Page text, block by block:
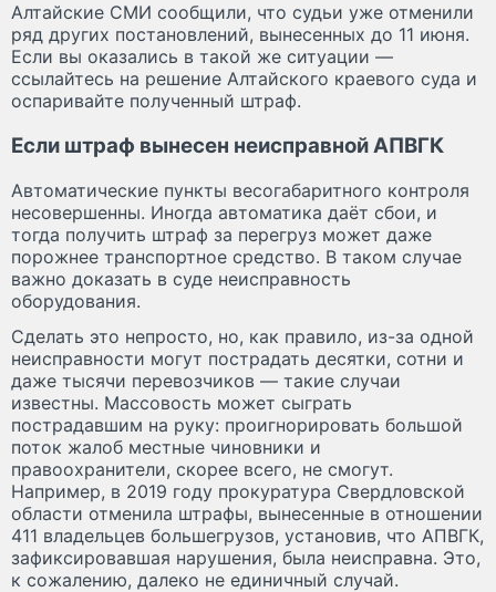
Алтайские СМИ сообщили, что судьи уже отменили
ряд других постановлений, вынесенных до 11 июня.
Если вы оказались в такой же ситуации —
ссылайтесь на решение Алтайского краевого суда и
оспаривайте полученный штраф.
Если штраф вынесен неисправной АПВГК
Автоматические пункты весогабаритного контроля
несовершенны. Иногда автоматика даёт сбои, и
тогда получить штраф за перегруз может даже
порожнее транспортное средство. В таком случае
важно доказать в суде неисправность
оборудования.
Сделать это непросто, но, как правило, из-за одной
неисправности могут пострадать десятки, сотни и
даже тысячи перевозчиков — такие случаи
известны. Массовость может сыграть
пострадавшим на руку: проигнорировать большой
поток жалоб местные чиновники и
правоохранители, скорее всего, не смогут.
Например, в 2019 году прокуратура Свердловской
области отменила штрафы, вынесенные в отношении
411 владельцев большегрузов, установив, что АПВГК,
зафиксировавшая нарушения, была неисправна. Это,
к сожалению, далеко не единичный случай.